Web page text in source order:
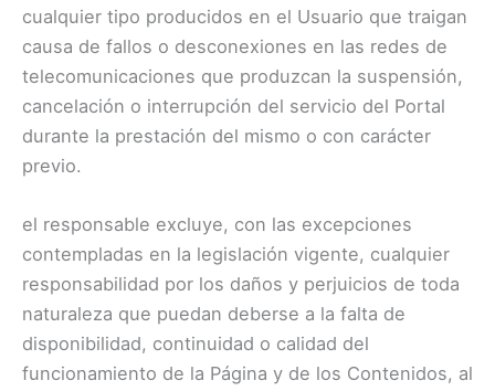
cualquier tipo producidos en el Usuario que traigan
causa de fallos o desconexiones en las redes de
telecomunicaciones que produzcan la suspensión,
cancelación o interrupción del servicio del Portal
durante la prestación del mismo o con carácter
previo.
el responsable excluye, con las excepciones
contempladas en la legislación vigente, cualquier
responsabilidad por los daños y perjuicios de toda
naturaleza que puedan deberse a la falta de
disponibilidad, continuidad o calidad del
funcionamiento de la Página y de los Contenidos, al